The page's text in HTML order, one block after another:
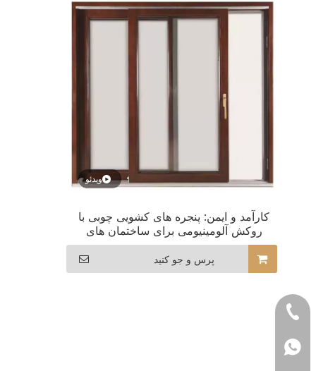
ویدئو
کارآمد و ایمن: پنجره های کشویی چوبی با
روکش آلومینیومی برای ساختمان های
هتلداری
پرس و جو کنید
+86-
+86